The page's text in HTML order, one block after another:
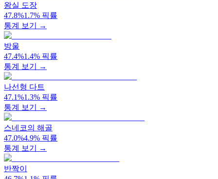
왕실 도장
47.8%1.7% 픽률
통계 보기 →
방울
47.4%1.4% 픽률
통계 보기 →
나선형 다트
47.1%1.3% 픽률
통계 보기 →
스네코의 해골
47.0%4.9% 픽률
통계 보기 →
반짝이